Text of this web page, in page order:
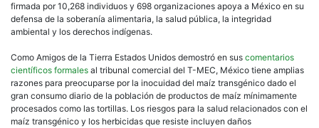
firmada por 10,268 individuos y 698 organizaciones apoya a México en su
defensa de la soberanía alimentaria, la salud pública, la integridad
ambiental y los derechos indígenas.
Como Amigos de la Tierra Estados Unidos demostró en sus comentarios
científicos formales al tribunal comercial del T-MEC, México tiene amplias
razones para preocuparse por la inocuidad del maíz transgénico dado el
gran consumo diario de la población de productos de maíz mínimamente
procesados como las tortillas. Los riesgos para la salud relacionados con el
maíz transgénico y los herbicidas que resiste incluyen daños